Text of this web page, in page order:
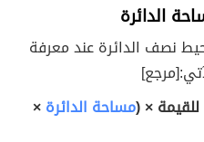
الدائرة
نصف الدائرة عند معرفة
[مرجع]
للقيمة × (مساحة الدائرة×